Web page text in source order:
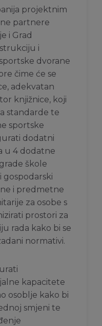
projektnim
partnere
i Grad
i
dvorane
čime će se
adekvatan
knjižnice, koji
standarde te
sportske
dodatni
u 4 dodatne
škole
gospodarski
i predmetne
za osobe s
prostori za
rada kako bi se
normativi.
kapacitete
osoblje kako bi
smjeni te